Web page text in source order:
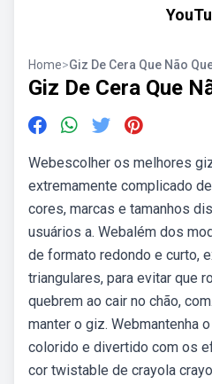
Home>Giz De Cera Que Não
Giz De Cera Que
Webescolher os melhores
extremamente complicado
cores, marcas e tamanhos
usuários a. Webalém dos
de formato redondo e curto,
triangulares, para evitar que
quebrem ao cair no chão,
manter o giz. Webmantenha
colorido e divertido com os
cor twistable de crayola